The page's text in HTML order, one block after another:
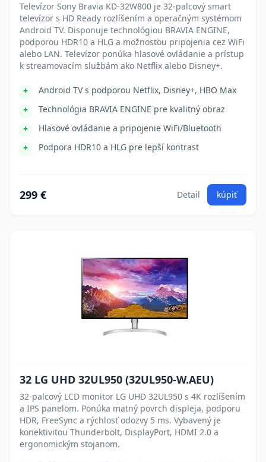
Televízor Sony Bravia KD-32W800 je 32-palcový smart
televízor s HD Ready rozlíšením a operačným systémom
Android TV. Disponuje technológiou BRAVIA ENGINE,
podporou HDR10 a HLG a možnosťou pripojenia cez WiFi
alebo LAN. Televízor ponúka hlasové ovládanie a prístup
k streamovacím službám ako Netflix alebo Disney+.
Android TV s podporou Netflix, Disney+, HBO Max
Technológia BRAVIA ENGINE pre kvalitný obraz
Hlasové ovládanie a pripojenie WiFi/Bluetooth
Podpora HDR10 a HLG pre lepší kontrast
299 € Detail kúpiť
32 LG UHD 32UL950 (32UL950-W.AEU)
32-palcový LCD monitor LG UHD 32UL950 s 4K rozlíšením
a IPS panelom. Ponúka matný povrch displeja, podporu
HDR, FreeSync a rýchlosť odozvy 5 ms. Vybavený je
konektivitou Thunderbolt, DisplayPort, HDMI 2.0 a
ergonomickým stojanom.